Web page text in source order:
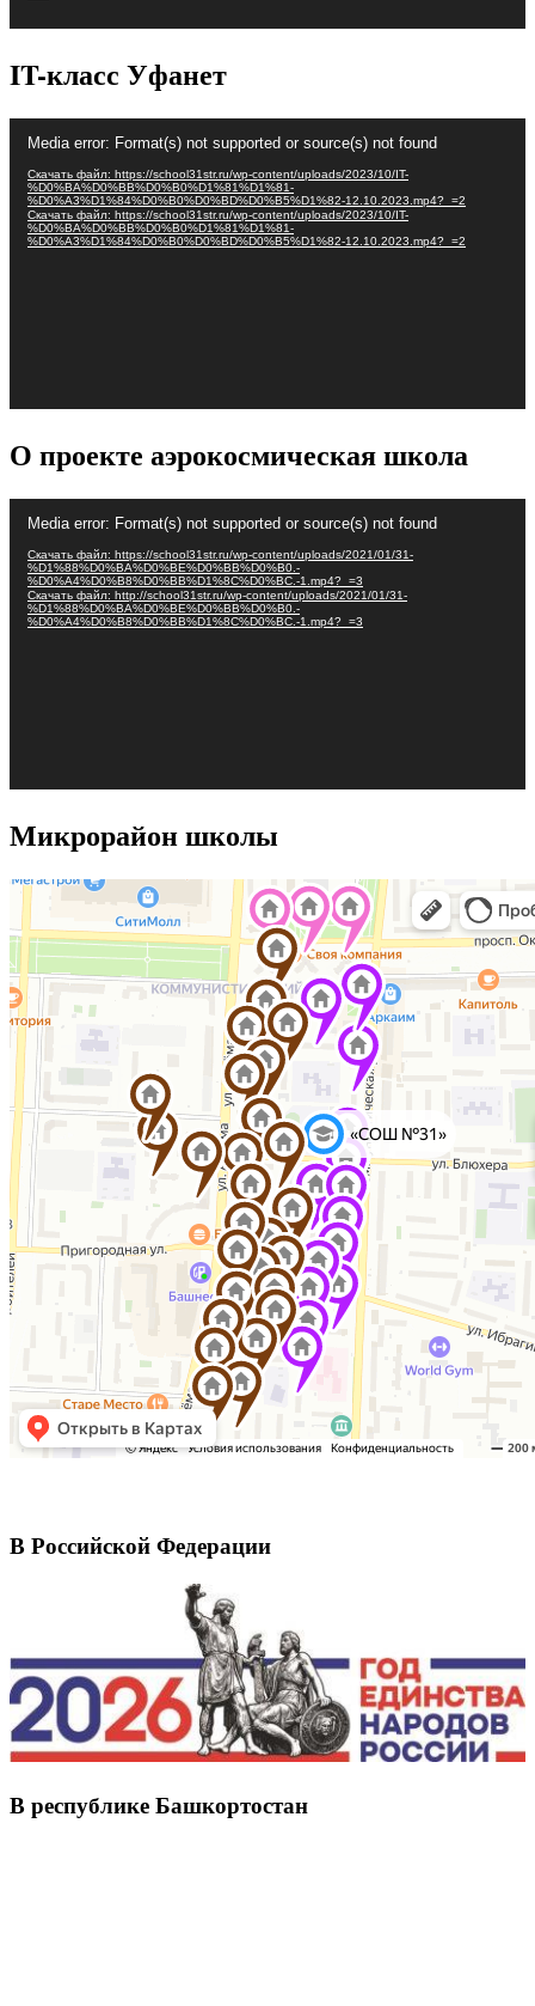
IT-класс Уфанет
Media error: Format(s) not supported or source(s) not found
Скачать файл: https://school31str.ru/wp-content/uploads/2023/10/IT-
%D0%BA%D0%BB%D0%B0%D1%81%D1%81-
%D0%A3%D1%84%D0%B0%D0%BD%D0%B5%D1%82-12.10.2023.mp4?_=2
Скачать файл: https://school31str.ru/wp-content/uploads/2023/10/IT-
%D0%BA%D0%BB%D0%B0%D1%81%D1%81-
%D0%A3%D1%84%D0%B0%D0%BD%D0%B5%D1%82-12.10.2023.mp4?_=2
О проекте аэрокосмическая школа
Media error: Format(s) not supported or source(s) not found
Скачать файл: https://school31str.ru/wp-content/uploads/2021/01/31-
%D1%88%D0%BA%D0%BE%D0%BB%D0%B0.-
%D0%A4%D0%B8%D0%BB%D1%8C%D0%BC.-1.mp4?_=3
Скачать файл: http://school31str.ru/wp-content/uploads/2021/01/31-
%D1%88%D0%BA%D0%BE%D0%BB%D0%B0.-
%D0%A4%D0%B8%D0%BB%D1%8C%D0%BC.-1.mp4?_=3
Микрорайон школы
В Российской Федерации
В республике Башкортостан